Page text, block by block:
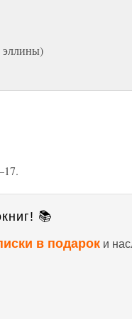
📚
в подарок и